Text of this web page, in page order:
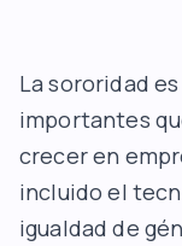
La sororidad
importantes
crecer en
incluido el
igualdad de